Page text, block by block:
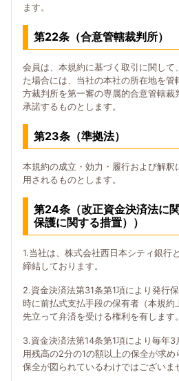
ます。
第22条（合意管轄裁判所）
会員は、本規約に基づく取引に関して
た場合には、当社の本社の所在地を
方裁判所を第一審の専属的合意管轄裁
承諾するものとします。
第23条（準拠法）
本規約の成立・効力・履行および解釈
用されるものとします。
第24条（改正資金決済法に
保護に関する措置））
1.当社は、株式会社西日本シティ銀行
締結しております。
2.資金決済法第31条第1項により発行
時に前払式支払手段の保有者（本規約
先立って弁済を受ける権利を有します。
3.資金決済法第14条第1項により毎年
用残高の2分の1の額以上の保全が求
保全が図られているわけではございま